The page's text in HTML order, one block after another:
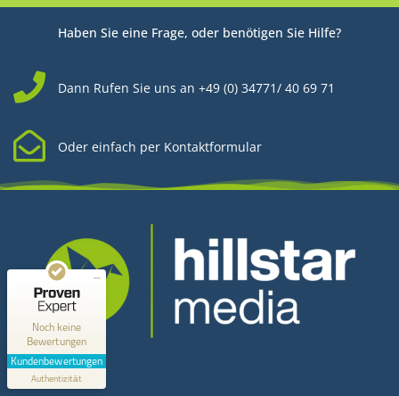
Haben Sie eine Frage, oder benötigen Sie Hilfe?
Dann Rufen Sie uns an +49 (0) 34771/ 40 69 71
Oder einfach per Kontaktformular
Kontakt
Hillstar Media
Noch keine
Bewertungen
Kundenbewertungen
Authentizität
Hillstar Media
MANGELHAFT
0,00 / 5,00
Erfahren Sie mehr über dieses Bewertungssiegel
Profil ansehen